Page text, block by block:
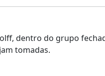
dentro do grupo
tomadas.